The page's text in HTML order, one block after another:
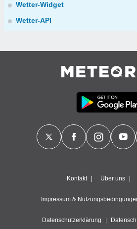
Wetter-Widget
Wetter-API
Kontakt Über uns
Impressum &
Datenschutzerklärung